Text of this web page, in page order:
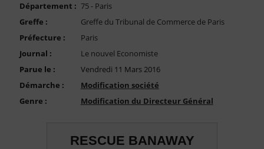
Compte PRO
Département : 75 - Paris
Greffe :
Greffe du Tribunal de Commerce de Paris
Préfecture :
Paris
Journal :
Le nouvel Economiste
Parue le :
Vendredi 11 Mars 2016
Démarche :
Modification société
Genre :
Modification du Directeur Général
RESCUE BANAWAY